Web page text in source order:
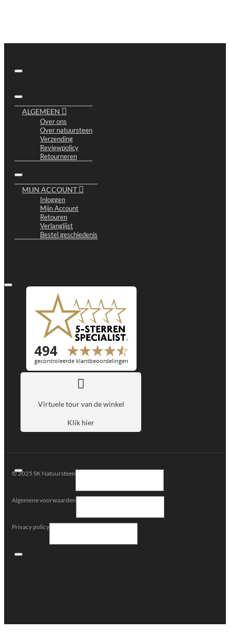
ALGEMEEN
Over ons
Over natuursteen
Verzending
Reviewpolicy
Retourneren
MIJN ACCOUNT
Inloggen
Mijn Account
Retouren
Verlanglijst
Bestel geschiedenis
Virtuele tour van de winkel
Klik hier
© 2025 SK Natuursteen
Algemene voorwaarden
Privacy policy